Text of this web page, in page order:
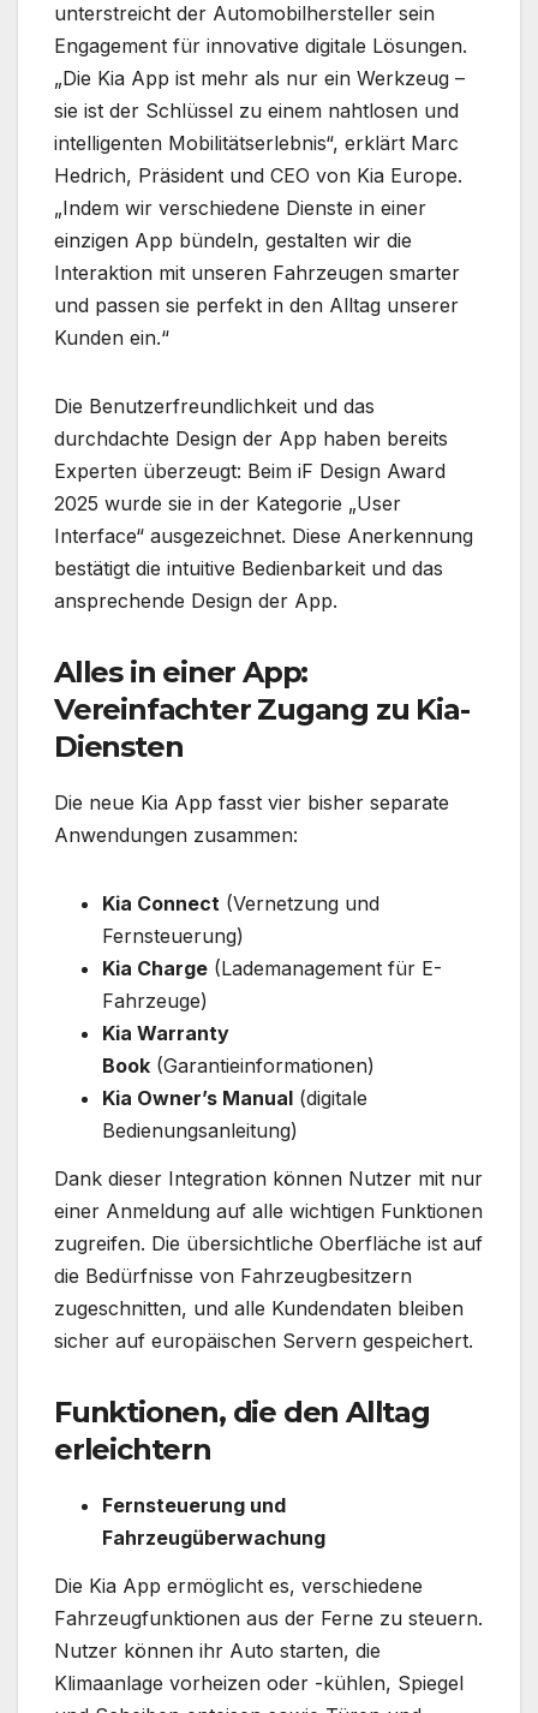
unterstreicht der Automobilhersteller sein
Engagement für innovative digitale Lösungen.
„Die Kia App ist mehr als nur ein Werkzeug –
sie ist der Schlüssel zu einem nahtlosen und
intelligenten Mobilitätserlebnis“, erklärt Marc
Hedrich, Präsident und CEO von Kia Europe.
„Indem wir verschiedene Dienste in einer
einzigen App bündeln, gestalten wir die
Interaktion mit unseren Fahrzeugen smarter
und passen sie perfekt in den Alltag unserer
Kunden ein.“
Die Benutzerfreundlichkeit und das
durchdachte Design der App haben bereits
Experten überzeugt: Beim iF Design Award
2025 wurde sie in der Kategorie „User
Interface“ ausgezeichnet. Diese Anerkennung
bestätigt die intuitive Bedienbarkeit und das
ansprechende Design der App.
Alles in einer App:
Vereinfachter Zugang zu Kia-
Diensten
Die neue Kia App fasst vier bisher separate
Anwendungen zusammen:
Kia Connect (Vernetzung und
Fernsteuerung)
Kia Charge (Lademanagement für E-
Fahrzeuge)
Kia Warranty
Book (Garantieinformationen)
Kia Owner’s Manual (digitale
Bedienungsanleitung)
Dank dieser Integration können Nutzer mit nur
einer Anmeldung auf alle wichtigen Funktionen
zugreifen. Die übersichtliche Oberfläche ist auf
die Bedürfnisse von Fahrzeugbesitzern
zugeschnitten, und alle Kundendaten bleiben
sicher auf europäischen Servern gespeichert.
Funktionen, die den Alltag
erleichtern
Fernsteuerung und
Fahrzeugüberwachung
Die Kia App ermöglicht es, verschiedene
Fahrzeugfunktionen aus der Ferne zu steuern.
Nutzer können ihr Auto starten, die
Klimaanlage vorheizen oder -kühlen, Spiegel